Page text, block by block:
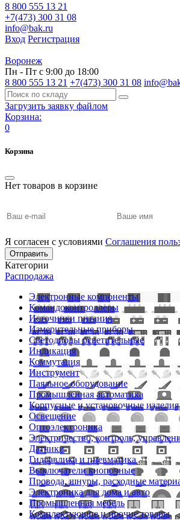
8 800 555 13 21
+7(473) 300 31 08
info@bak.ru
Вход Регистрация
Воронеж
Пн - Пт с 9:00 до 18:00
8 800 555 13 21 +7(473) 300 31 08
Загрузить заявку файлом
Корзина:
0
Корзина
Нет товаров в корзине
Я согласен с условиями Соглашения
Отправить
Категории
Распродажа
Электронные компоненты
Командоконтроллеры
Источники питания
Измерительные приборы
Светодиоды осветительные
Индикация
Коммутация
Инструмент
Паяльное оборудование
Промышленная автоматика
Корпусные и установочные изделия
Освещение
Оптоэлектроника
Электричество, контроль,
Датчики
Гидравлика и пневматика
Выключатели кнопочные
Провода, шнуры, расходные
Электроника для дома и авто
Промышленная мебель
Комплектующие и прочие товары